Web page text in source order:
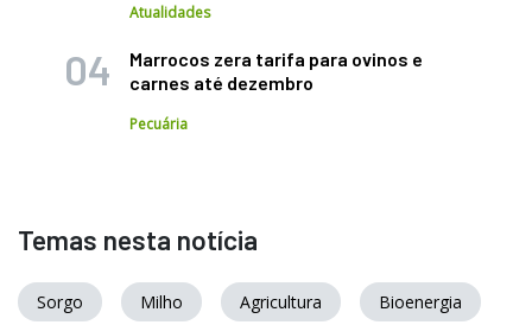
Atualidades
Marrocos zera tarifa para ovinos e
carnes até dezembro
Pecuária
Temas nesta notícia
Sorgo Milho Agricultura Bioenergia